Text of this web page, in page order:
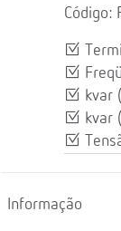
Código:
kvar
kvar
Informação